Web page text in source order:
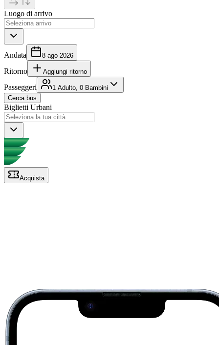
Luogo di arrivo
Andata 8 ago 2026
Ritorno Aggiungi ritorno
Passeggeri
1 Adulto, 0 Bambini
Cerca bus
Biglietti Urbani
Acquista